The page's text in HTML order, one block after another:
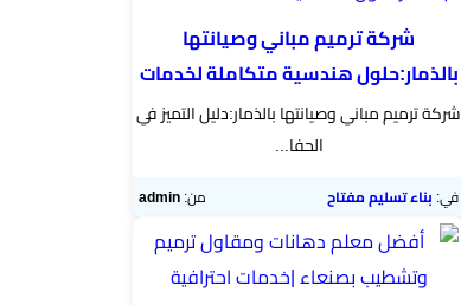
شركة ترميم مباني وصيانتها
بالذمار:حلول هندسية متكاملة لخدمات
شركة ترميم مباني وصيانتها بالذمار:دليل التميز في
الحفا...
في: بناء تسليم مفتاح من:admin